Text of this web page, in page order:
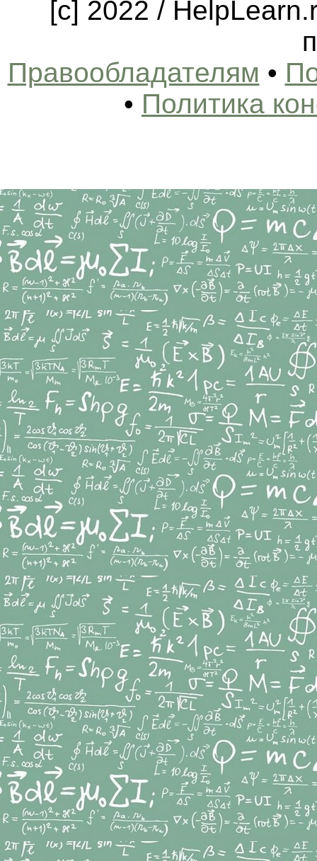
[c] 2022 /
Правообладателям •
• Политика